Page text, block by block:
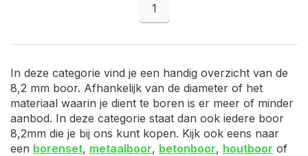
1
In deze categorie vind je een handig overzicht van de
8,2 mm boor. Afhankelijk van de diameter of het
materiaal waarin je dient te boren is er meer of minder
aanbod. In deze categorie staat dan ook iedere boor
8,2mm die je bij ons kunt kopen. Kijk ook eens naar
een borenset, metaalboor, betonboor, houtboor of